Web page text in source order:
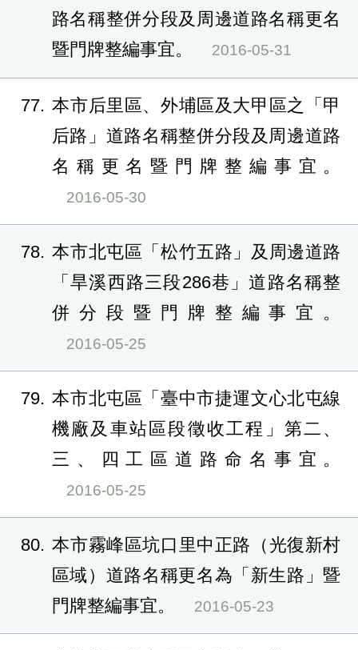
路名稱整併分段及周邊道路名稱更名
暨門牌整編事宜。
2016-05-31
77 本市后里區、外埔區及大甲區之「甲
后路」道路名稱整併分段及周邊道路
名稱更名暨門牌整編事宜。
2016-05-30
78 本市北屯區「松竹五路」及周邊道路
「旱溪西路三段286巷」道路名稱整
併分段暨門牌整編事宜。
2016-05-25
79 本市北屯區「臺中市捷運文心北屯線
機廠及車站區段徵收工程」第二、
三、四工區道路命名事宜。
2016-05-25
80 本市霧峰區坑口里中正路（光復新村
區域）道路名稱更名為「新生路」暨
門牌整編事宜。
2016-05-23